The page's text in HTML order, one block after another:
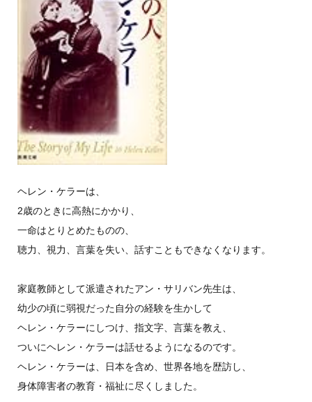
ヘレン・ケラーは、
2歳のときに高熱にかかり、
一命はとりとめたものの、
聴力、視力、言葉を失い、話すこともできなくなります。
家庭教師として派遣されたアン・サリバン先生は、
幼少の頃に弱視だった自分の経験を生かして
ヘレン・ケラーにしつけ、指文字、言葉を教え、
ついにヘレン・ケラーは話せるようになるのです。
ヘレン・ケラーは、日本を含め、世界各地を歴訪し、
身体障害者の教育・福祉に尽くしました。